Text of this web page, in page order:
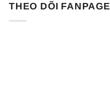
THEO DÕI FANPAGE